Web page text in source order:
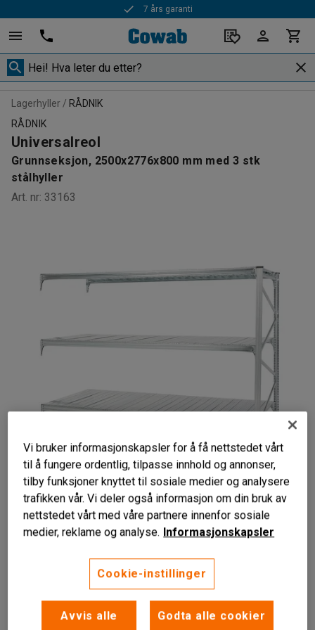
7 års garanti
Lagerhyller
RÅDNIK
RÅDNIK
Universalreol
Grunnseksjon, 2500x2776x800 mm med 3 stk
stålhyller
Art. nr: 33163
Liknende produkter
For universalreoler
Optimert oppbevaring
Påbyggsseksjon med gavl og tre hyller for universalreol.
Vi bruker informasjonskapsler for å få nettstedet vårt
til å fungere ordentlig, tilpasse innhold og annonser,
tilby funksjoner knyttet til sosiale medier og analysere
trafikken vår. Vi deler også informasjon om din bruk av
nettstedet vårt med våre partnere innenfor sosiale
medier, reklame og analyse. Informasjonskapsler
Cookie-instillinger
Avvis alle Godta alle cookier